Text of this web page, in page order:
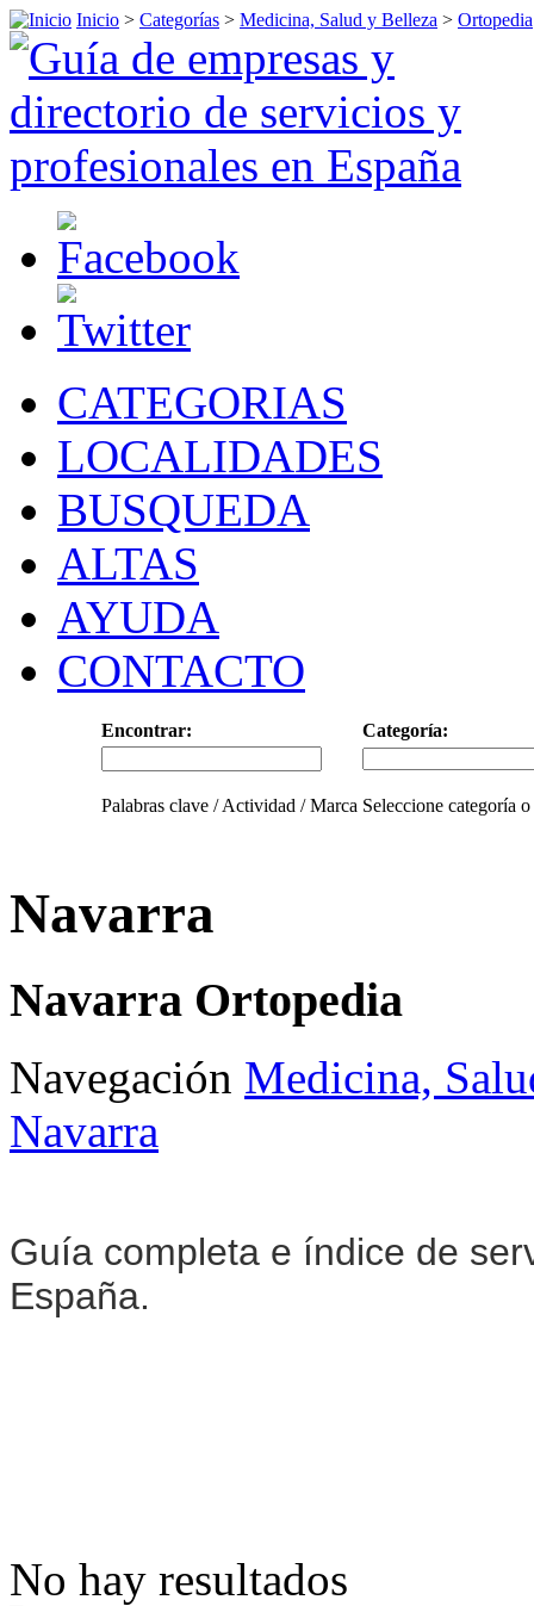
Inicio > Categorías > Medicina, Salud y Belleza > Ortopedia
CATEGORIAS
LOCALIDADES
BUSQUEDA
ALTAS
AYUDA
CONTACTO
Encontrar: Categoría:
Palabras clave / Actividad / Marca Seleccione categoría
Navarra
Navarra Ortopedia
Navegación Medicina,
Navarra
Guía completa e índice de
España.
No hay resultados